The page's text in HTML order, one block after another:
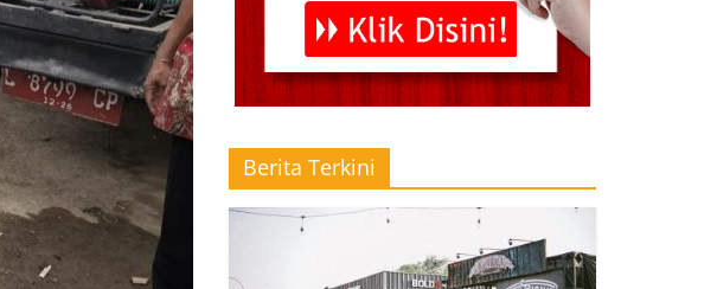
Berita Terkini